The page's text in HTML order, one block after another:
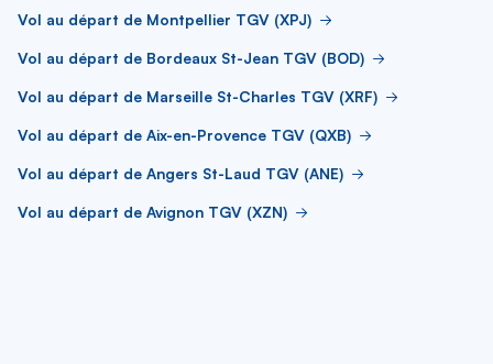
Vol au départ de Montpellier TGV (XPJ)
Vol au départ de Bordeaux St-Jean TGV (BOD)
Vol au départ de Marseille St-Charles TGV (XRF)
Vol au départ de Aix-en-Provence TGV (QXB)
Vol au départ de Angers St-Laud TGV (ANE)
Vol au départ de Avignon TGV (XZN)